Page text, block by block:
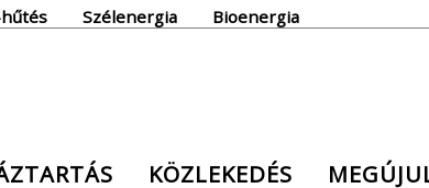
Szélenergia Bioenergia
KÖZLEKEDÉS